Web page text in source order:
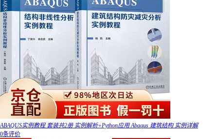
ABAQUS实例教程 套装共2册 实例解析+Python应用 Abaqus 建筑结构 实例详解
0条评价